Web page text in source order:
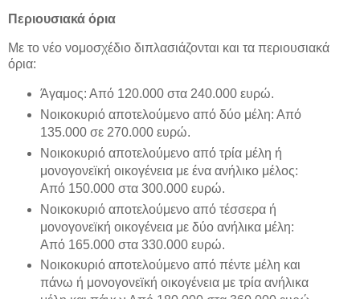
Περιουσιακά όρια
Με το νέο νομοσχέδιο διπλασιάζονται και τα περιουσιακά
όρια:
Άγαμος: Από 120.000 στα 240.000 ευρώ.
Νοικοκυριό αποτελούμενο από δύο μέλη: Από
135.000 σε 270.000 ευρώ.
Νοικοκυριό αποτελούμενο από τρία μέλη ή
μονογονεϊκή οικογένεια με ένα ανήλικο μέλος:
Από 150.000 στα 300.000 ευρώ.
Νοικοκυριό αποτελούμενο από τέσσερα ή
μονογονεϊκή οικογένεια με δύο ανήλικα μέλη:
Από 165.000 στα 330.000 ευρώ.
Νοικοκυριό αποτελούμενο από πέντε μέλη και
πάνω ή μονογονεϊκή οικογένεια με τρία ανήλικα